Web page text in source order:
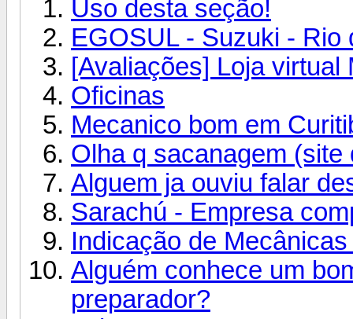
Uso desta seção!
EGOSUL - Suzuki - Rio
[Avaliações] Loja virtual
Oficinas
Mecanico bom em
Olha q sacanagem (site
Alguem ja ouviu falar
Sarachú - Empresa
Indicação de
Alguém conhece um
preparador?